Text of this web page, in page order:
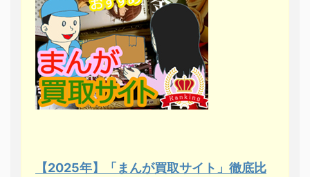
【2025年】「まんが買取サイト」徹底比